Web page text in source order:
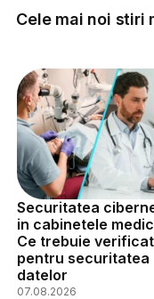
Cele mai noi stiri
Securitatea
in cabinetele
Ce trebuie verificat
pentru securitatea
datelor
07.08.2026